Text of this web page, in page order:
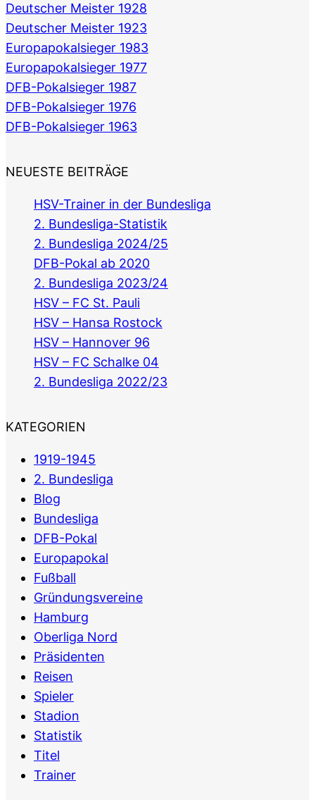
Deutscher Meister 1928
Deutscher Meister 1923
Europapokalsieger 1983
Europapokalsieger 1977
DFB-Pokalsieger 1987
DFB-Pokalsieger 1976
DFB-Pokalsieger 1963
NEUESTE BEITRÄGE
HSV-Trainer in der Bundesliga
2. Bundesliga-Statistik
2. Bundesliga 2024/25
DFB-Pokal ab 2020
2. Bundesliga 2023/24
HSV – FC St. Pauli
HSV – Hansa Rostock
HSV – Hannover 96
HSV – FC Schalke 04
2. Bundesliga 2022/23
KATEGORIEN
1919-1945
2. Bundesliga
Blog
Bundesliga
DFB-Pokal
Europapokal
Fußball
Gründungsvereine
Hamburg
Oberliga Nord
Präsidenten
Reisen
Spieler
Stadion
Statistik
Titel
Trainer